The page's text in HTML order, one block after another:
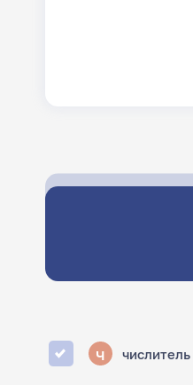
ч числитель